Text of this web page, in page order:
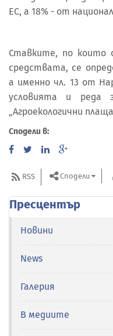
ЕС, а 18% - от
Ставките, по които
средствата, се
а именно чл. 13 от
условията и реда
„Агроекологични
Сподели в:
RSS Сподели
Пресцентър
Новини
News
Галерия
В медиите